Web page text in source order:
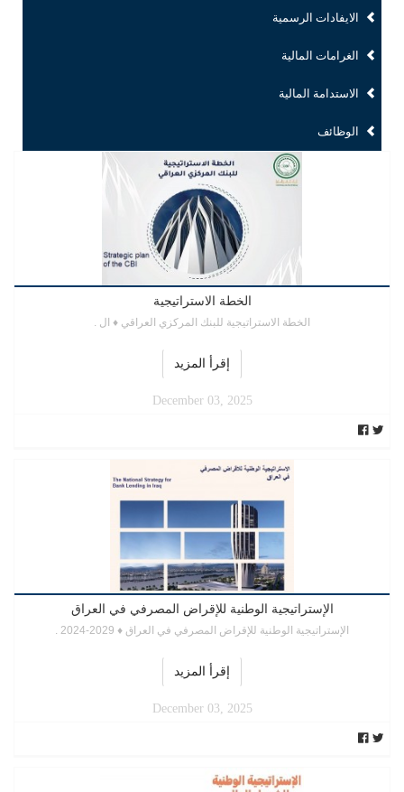
الايفادات الرسمية
الغرامات المالية
الاستدامة المالية
الوظائف
الخطة الاستراتيجية
الخطة الاستراتيجية للبنك المركزي العراقي ♦ ال .
إقرأ المزيد
December 03, 2025
الإستراتيجية الوطنية للإقراض المصرفي في العراق
الإستراتيجية الوطنية للإقراض المصرفي في العراق ♦ 2029-2024 .
إقرأ المزيد
December 03, 2025